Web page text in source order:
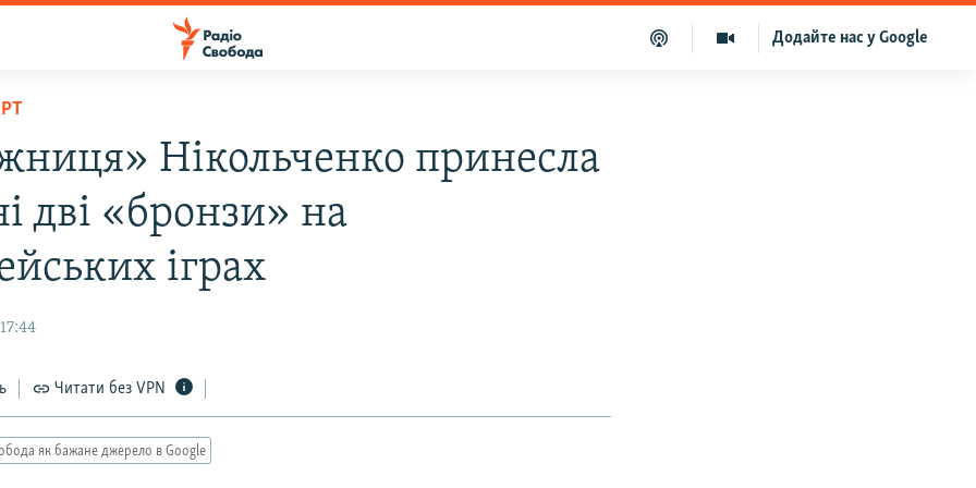
Додайте нас у Google
Нікольченко принесла
дві «бронзи» на
іграх
Читати без VPN
як бажане джерело в Google